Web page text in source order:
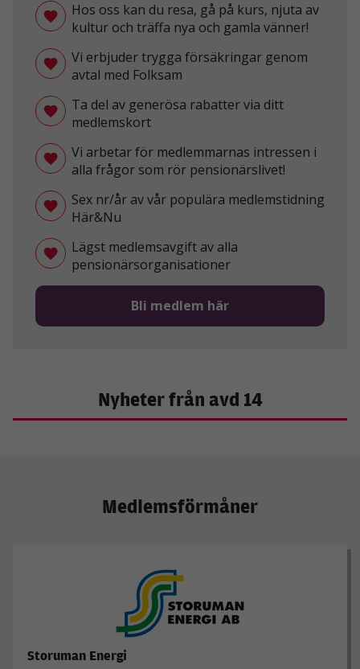
Hos oss kan du resa, gå på kurs, njuta av
kultur och träffa nya och gamla vänner!
Vi erbjuder trygga försäkringar genom
avtal med Folksam
Ta del av generösa rabatter via ditt
medlemskort
Vi arbetar för medlemmarnas intressen i
alla frågor som rör pensionärslivet!
Sex nr/år av vår populära medlemstidning
Här&Nu
Lägst medlemsavgift av alla
pensionärsorganisationer
Bli medlem här
Nyheter från avd 14
Medlemsförmåner
Storuman Energi